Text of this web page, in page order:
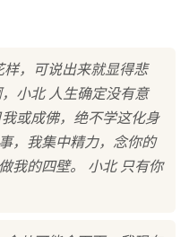
，可说出来就显得悲
小北 人生确定没有意
或成佛，绝不学这化身
，我集中精力，念你的
我的四壁。 小北 只有你